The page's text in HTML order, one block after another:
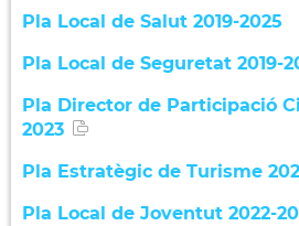
Pla Local de Salut 2019-2025
Pla Local de Seguretat 2019-
Pla Director de Participació
2023
Pla Estratègic de Turisme
Pla Local de Joventut 2022-